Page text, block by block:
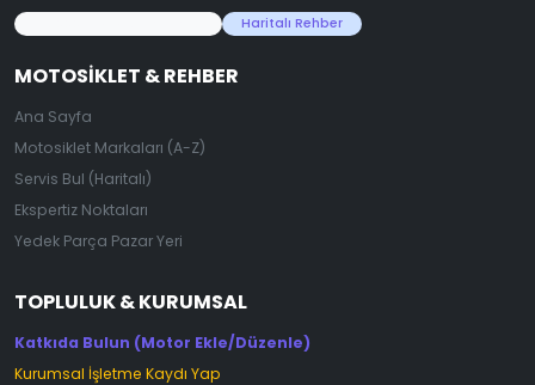
Haritalı Rehber
MOTOSIKLET & REHBER
Ana Sayfa
Motosiklet Markaları (A-Z)
Servis Bul (Haritalı)
Ekspertiz Noktaları
Yedek Parça Pazar Yeri
TOPLULUK & KURUMSAL
Katkıda Bulun (Motor Ekle/Düzenle)
Kurumsal İşletme Kaydı Yap